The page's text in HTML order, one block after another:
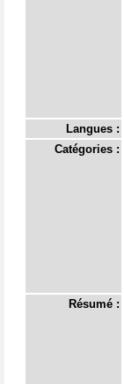
Langues :
Catégories :
Résumé :